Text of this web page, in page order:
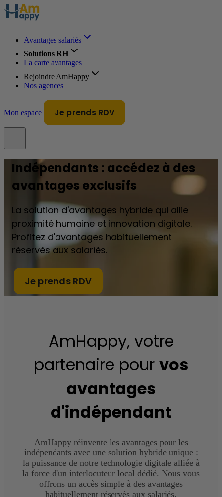
Avantages salariés
Solutions RH
La carte avantages
Rejoindre AmHappy
Nos agences
Mon espace Je prends RDV
Indépendants : accédez à des
avantages exclusifs
La solution d'avantages hybride qui allie
proximité humaine et innovation digitale.
Profitez d'avantages habituellement
réservés aux salariés.
Je prends RDV
AmHappy, votre
partenaire pour vos
avantages
d'indépendant
AmHappy réinvente les avantages pour les
indépendants avec une solution hybride unique :
la puissance de notre technologie digitale alliée à
la force d'un interlocuteur local dédié. Nous vous
offrons un accès simple à des avantages
habituellement réservés aux salariés.